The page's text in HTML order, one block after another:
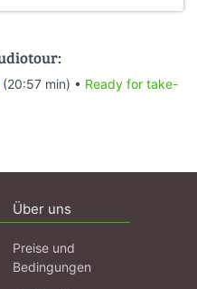
(20:57 min) • Ready for take-
Über uns
Preise und
Bedingungen